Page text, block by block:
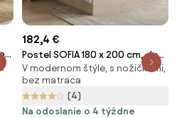
182,4 €
Postel SOFIA 180 x 200 cm, dub
sonoma Rošt: S lamelovým
roštom, Matrac: Bez matraca
V modernom štýle, s nožičkami,
bez matraca
(4)
Na odoslanie o 4 týždne